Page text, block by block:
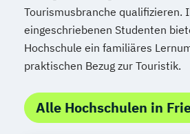
Tourismusbranche qualifizieren.
eingeschriebenen Studenten
Hochschule ein familiäres
praktischen Bezug zur Touristik.
Alle Hochschulen in